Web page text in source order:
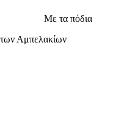
Με τα πόδια
των Αμπελακίων